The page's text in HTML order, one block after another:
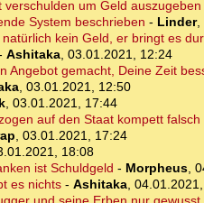
um Geld auszugeben
System beschrieben - Linder,
kein Geld, er bringt es
Ashitaka, 03.01.2021, 12:24
Angebot gemacht, Deine Zeit
, 03.01.2021, 12:50
, 03.01.2021, 17:44
auf den Staat kompett falsch
, 03.01.2021, 17:24
18:08
ist Schuldgeld - Morpheus,
es nichts- Ashitaka,